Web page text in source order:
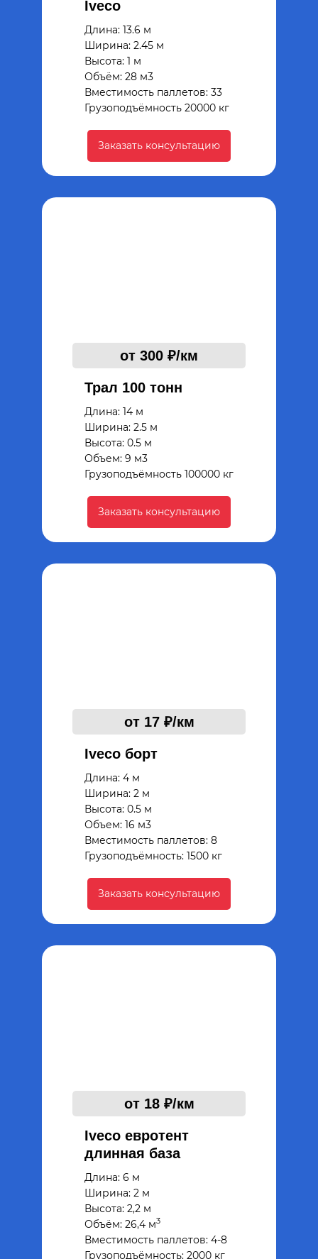
Iveco
Длина: 13.6 м
Ширина: 2.45 м
Высота: 1 м
Объём: 28 м3
Вместимость паллетов: 33
Грузоподъёмность 20000 кг
Заказать консультацию
от 300 ₽/км
Трал 100 тонн
Длина: 14 м
Ширина: 2.5 м
Высота: 0.5 м
Объем: 9 м3
Грузоподъёмность 100000 кг
Заказать консультацию
от 17 ₽/км
Iveco борт
Длина: 4 м
Ширина: 2 м
Высота: 0.5 м
Объем: 16 м3
Вместимость паллетов: 8
Грузоподъёмность: 1500 кг
Заказать консультацию
от 18 ₽/км
Iveco евротент
длинная база
Длина: 6 м
Ширина: 2 м
Высота: 2,2 м
Объём: 26,4 м3
Вместимость паллетов: 4-8
Грузоподъёмность: 2000 кг